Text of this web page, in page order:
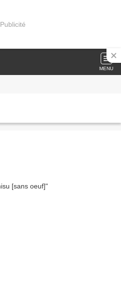
Publicité
MENU